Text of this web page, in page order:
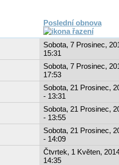
Poslední obnova
Sobota, 7 Prosinec,
15:31
Sobota, 7 Prosinec,
17:53
Sobota, 21 Prosinec,
- 13:31
Sobota, 21 Prosinec,
- 13:55
Sobota, 21 Prosinec,
- 14:09
Čtvrtek, 1 Květen,
14:35